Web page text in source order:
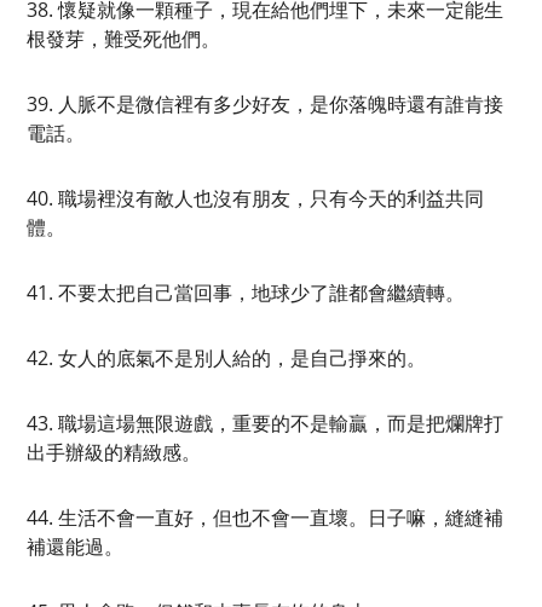
38. 懷疑就像一顆種子，現在給他們埋下，未來一定能生
根發芽，難受死他們。
39. 人脈不是微信裡有多少好友，是你落魄時還有誰肯接
電話。
40. 職場裡沒有敵人也沒有朋友，只有今天的利益共同
體。
41. 不要太把自己當回事，地球少了誰都會繼續轉。
42. 女人的底氣不是別人給的，是自己掙來的。
43. 職場這場無限遊戲，重要的不是輸贏，而是把爛牌打
出手辦級的精緻感。
44. 生活不會一直好，但也不會一直壞。日子嘛，縫縫補
補還能過。